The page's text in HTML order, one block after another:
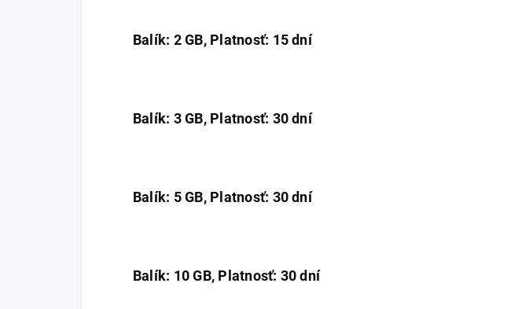
Balík: 2 GB, Platnosť: 15 dní
Balík: 3 GB, Platnosť: 30 dní
Balík: 5 GB, Platnosť: 30 dní
Balík: 10 GB, Platnosť: 30 dní